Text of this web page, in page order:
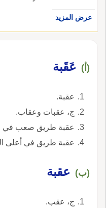
عرض المزيد
(أ) عَقَبة
عقبة.
ج، عقبات وعقاب.
عقبة طريق صعب في
عقبة طريق في أعلى
(ب) عقبة
ج، عقب.